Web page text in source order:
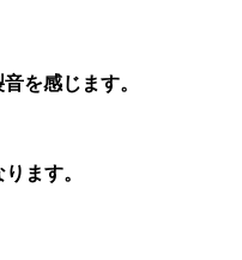
を感じます。
ます。